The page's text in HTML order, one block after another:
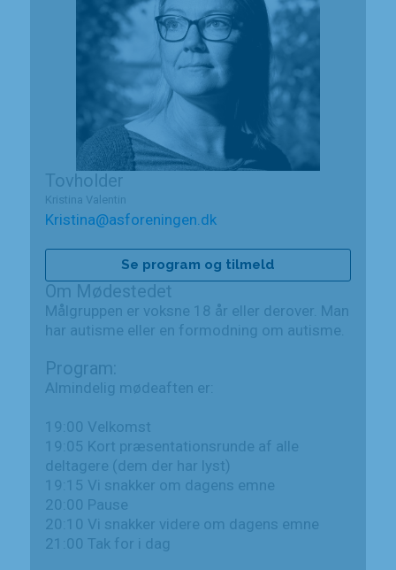
Tovholder
Kristina Valentin
Kristina@asforeningen.dk
Se program og tilmeld
Om Mødestedet
Målgruppen er voksne 18 år eller derover. Man
har autisme eller en formodning om autisme.
Program:
Almindelig mødeaften er:
19:00 Velkomst
19:05 Kort præsentationsrunde af alle
deltagere (dem der har lyst)
19:15 Vi snakker om dagens emne
20:00 Pause
20:10 Vi snakker videre om dagens emne
21:00 Tak for i dag